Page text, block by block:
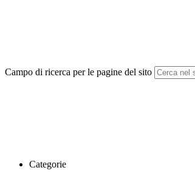
Campo di ricerca per le pagine del sito
Categorie